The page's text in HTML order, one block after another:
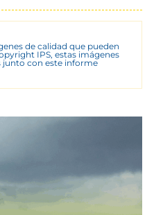
de calidad que pueden
IPS, estas imágenes
junto con este informe